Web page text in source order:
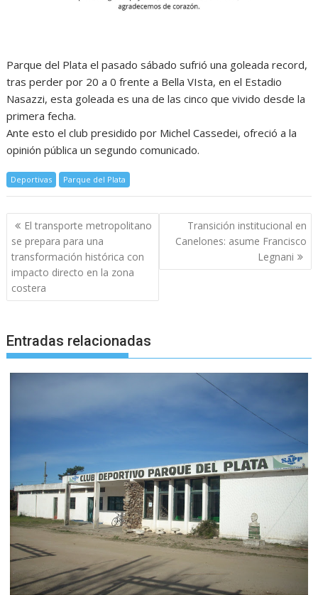
Parque del Plata el pasado sábado sufrió una goleada record,
tras perder por 20 a 0 frente a Bella VIsta, en el Estadio
Nasazzi, esta goleada es una de las cinco que vivido desde la
primera fecha.
Ante esto el club presidido por Michel Cassedei, ofreció a la
opinión pública un segundo comunicado.
Deportivas Parque del Plata
Navegación
de
entradas
El transporte metropolitano
se prepara para una
transformación histórica con
impacto directo en la zona
costera
Transición institucional en
Canelones: asume Francisco
Legnani
Entradas relacionadas